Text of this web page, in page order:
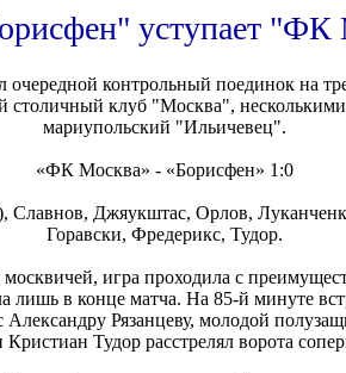
уступает "ФК
контрольный поединок на
столичный клуб "Москва",
мариупольский "Ильичевец".
«ФК Москва» - «Борисфен» 1:0
Джяукштас, Орлов,
Горавски, Фредерикс, Тудор.
игра проходила с
лишь в конце матча. На 85-й минуте
Александру Рязанцеву, молодой
Кристиан Тудор расстрелял ворота